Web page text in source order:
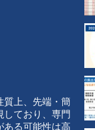
質上、先端・簡
しており、専門
ある可能性は高